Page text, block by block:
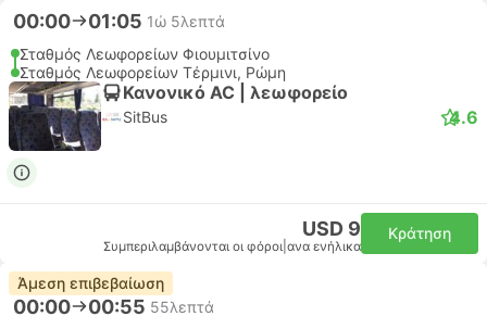
00:00 01:05 1ώ 5λεπτά
Σταθμός Λεωφορείων Φιουμιτσίνο
Σταθμός Λεωφορείων Τέρμινι, Ρώμη
Κανονικό AC | λεωφορείο
SitBus 4.6
USD 9
Συμπεριλαμβάνονται οι φόροι ανα ενήλικα
Κράτηση
Άμεση επιβεβαίωση
00:00 00:55 55λεπτά